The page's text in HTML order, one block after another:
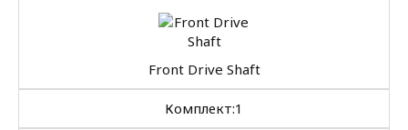
Front Drive Shaft
Комплект:1